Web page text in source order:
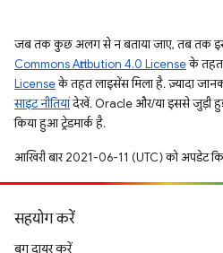
जब तक कुछ अलग से न बताया जाए, तब तक इस
Commons Attribution 4.0 Licenseके तहत
Licenseके तहत लाइसेंस मिला है. ज़्यादा
साइट नीतियांदेखें. Oracle और/या इससे जुड़ी
किया हुआ ट्रेडमार्क है.
आखिरी बार 2021-06-11 (UTC) को अपडेट
सहयोग करें
बग दायर करें